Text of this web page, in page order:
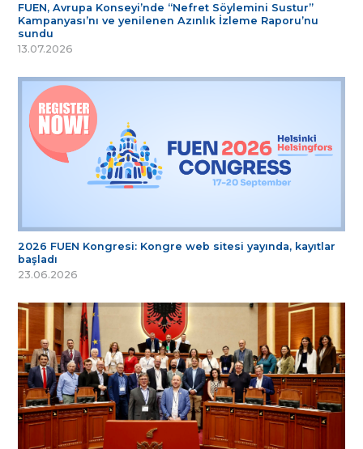
FUEN, Avrupa Konseyi’nde “Nefret Söylemini Sustur”
Kampanyası’nı ve yenilenen Azınlık İzleme Raporu’nu
sundu
13.07.2026
2026 FUEN Kongresi: Kongre web sitesi yayında, kayıtlar
başladı
23.06.2026